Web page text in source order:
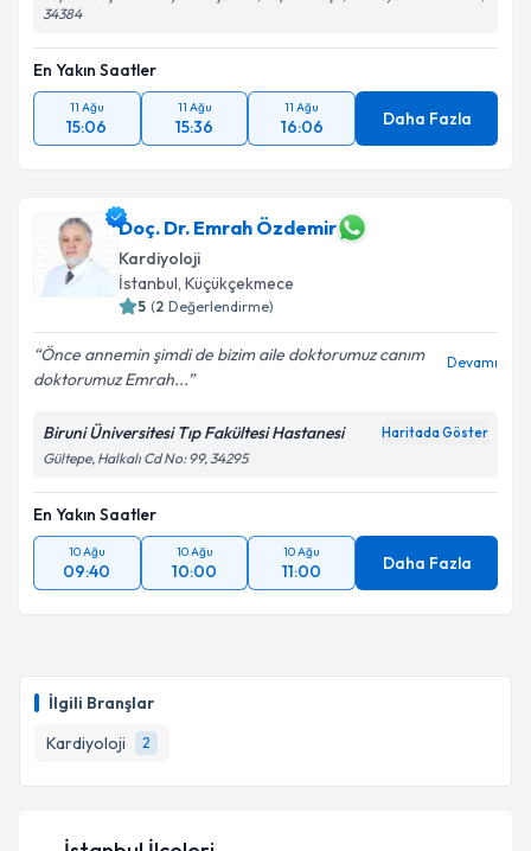
İlgili Branşlar
Kardiyoloji
2
Kişisel verilerimin işlenmesine ilişkinAydınlatma
Metni
kapsamda işlenmesini kabul ediyorum.
34384
En Yakın Saatler
11 Ağu
15:06
11 Ağu
15:36
11 Ağu
16:06 Daha Fazla
Doç. Dr. Emrah Özdemir
Kardiyoloji
İstanbul, Küçükçekmece
5 (2 Değerlendirme)
Önce annemin şimdi de bizim aile doktorumuz canım
doktorumuz Emrah...
Devamı
Biruni Üniversitesi Tıp Fakültesi Hastanesi Haritada Göster
Gültepe, Halkalı Cd No: 99, 34295
En Yakın Saatler
10 Ağu
09:40
10 Ağu
10:00
10 Ağu
11:00 Daha Fazla